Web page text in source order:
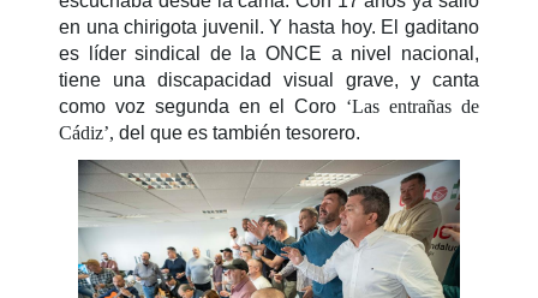
en una chirigota juvenil. Y hasta hoy. El gaditano
es líder sindical de la ONCE a nivel nacional,
tiene una discapacidad visual grave, y canta
como voz segunda en el Coro ‘Las entrañas de
Cádiz’,del que es también tesorero.